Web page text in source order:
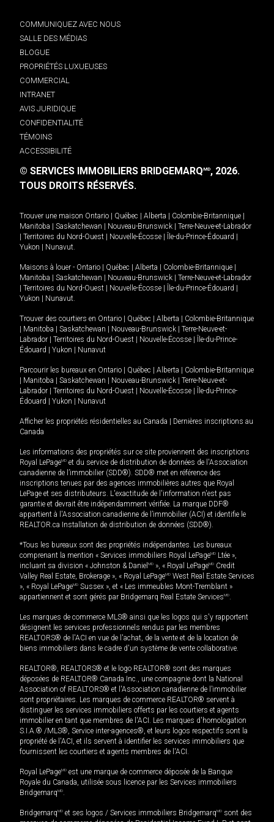
COMMUNIQUEZ AVEC NOUS
SALLE DES MÉDIAS
BLOGUE
PROPRIÉTÉS LUXUEUSES
COMMERCIAL
INTRANET
AVIS JURIDIQUE
CONFIDENTIALITÉ
TÉMOINS
ACCESSIBILITÉ
© SERVICES IMMOBILIERS BRIDGEMARQMD, 2026.
TOUS DROITS RÉSERVÉS.
Trouver une maison Ontario Québec Alberta Colombie-Britannique
Manitoba
Saskatchewan Nouveau-Brunswick
Terre-Neuve-et-Labrador
Territoires du Nord-Ouest Nouvelle-Écosse Île-du-Prince-Édouard
Yukon
Nunavut.
Maisons à louer - Ontario Québec Alberta Colombie-Britannique
Manitoba
Saskatchewan Nouveau-Brunswick
Terre-Neuve-et-Labrador
Territoires du Nord-Ouest Nouvelle-Écosse Île-du-Prince-Édouard
Yukon
Nunavut.
Trouver des courtiers en Ontario Québec Alberta
Colombie-Britannique
Manitoba Saskatchewan Nouveau-Brunswick
Terre-Neuve-et-
Labrador
Territoires du Nord-Ouest Nouvelle-Écosse
Île-du-Prince-
Édouard
Yukon Nunavut
Parcourir les bureaux en Ontario Québec Alberta
Colombie-Britannique
Manitoba Saskatchewan Nouveau-Brunswick
Terre-Neuve-et-
Labrador
Territoires du Nord-Ouest Nouvelle-Écosse
Île-du-Prince-
Édouard
Yukon Nunavut
Afficher les propriétés résidentielles au Canada
Dernières inscriptions au
Canada
Les informations des propriétés sur ce site proviennent des inscriptions
Royal LePageMD et du service de distribution de données de l'Association
canadienne de l’immobilier (SDD®). SDD® met en référence des
inscriptions tenues par des agences immobilières autres que Royal
LePage et ses distributeurs. L'exactitude de l'information n'est pas
garantie et devrait être indépendamment vérifiée. La marque DDF®
appartient à l'Association canadienne de l’immobilier (ACI) et identifie le
REALTOR.ca Installation de distribution de données (SDD®).
*Tous les bureaux sont des propriétés indépendantes. Les bureaux
comprenant la mention « Services immobiliers Royal LePageMD Ltée »,
incluant sa division « Johnston & Daniel MD », « Royal LePageMD Credit
Valley Real Estate, Brokerage », « Royal LePageMD West Real Estate Services
», « Royal LePageMD Sussex », et « Les immeubles Mont-Tremblant »
appartiennent et sont gérés par Bridgemarq Real Estate ServicesMD.
Les marques de commerce MLS® ainsi que les logos qui s'y rapportent
désignent les services professionnels rendus par les membres
REALTORS® de l'ACI en vue de l'achat, de la vente et de la location de
biens immobiliers dans le cadre d'un système de vente collaborative.
REALTOR®, REALTORS® et le logo REALTOR® sont des marques
déposées de REALTOR® Canada Inc., une compagnie dont la National
Association of REALTORS® et l'Association canadienne de l’immobilier
sont propriétaires. Les marques de commerce REALTOR® servent à
distinguer les services immobiliers offerts par les courtiers et agents
immobilier en tant que membres de l'ACI. Les marques d'homologation
S.I.A.® /MLS®, Service inter-agences®, et leurs logos respectifs sont la
propriété de l'ACI, et ils servent à identifier les services immobiliers que
fournissent les courtiers et agents membres de l'ACI.
Royal LePageMD est une marque de commerce déposée de la Banque
Royale du Canada, utilisée sous licence par les Services immobiliers
BridgemarqMD.
BridgemarqMD et ses logos / Services immobiliers BridgemarqMD sont des